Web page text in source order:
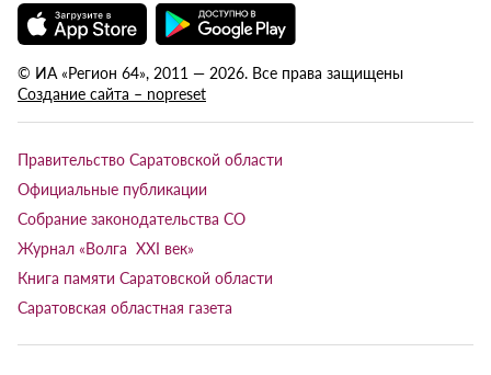
© ИА «Регион 64», 2011 — 2026. Все права защищены
Создание сайта – nopreset
Правительство Саратовской области
Официальные публикации
Собрание законодательства СО
Журнал «Волга XXI век»
Книга памяти Саратовской области
Саратовская областная газета